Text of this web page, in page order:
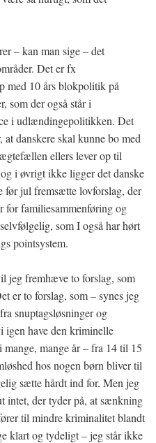
– kan man sige – det
Det er fx
med 10 års blokpolitik på
som der også står i
i udlændingepolitikken. Det
danskere skal kunne bo med
ellers lever op til
i øvrigt ikke ligger det danske
jul fremsætte lovforslag, der
for familiesammenføring og
som I også har hørt
pointsystem.
jeg fremhæve to forslag, som
er to forslag, som – synes jeg
snuptagsløsninger og
have den kriminelle
mange år – fra 14 til 15
hos nogen børn bliver til
sætte hårdt ind for. Men jeg
intet, der tyder på, at sænkning
til mindre kriminalitet blandt
klart og tydeligt – jeg står ikke